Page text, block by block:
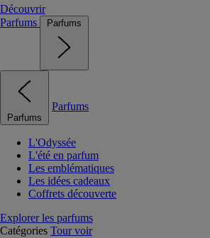
Découvrir
Parfums
Parfums
Parfums
Parfums
L'Odyssée
L'été en parfum
Les emblématiques
Les idées cadeaux
Coffrets découverte
Explorer les parfums
Catégories Tour voir